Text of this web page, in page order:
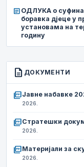
article ОДЛУКА о
боравка дјеце у
установама на
годину
description ДОКУМЕНТИ
picture_as_pdfЈавне набавке
2026.
picture_as_pdfСтратешки
2026.
picture_as_pdfМатеријали за
2026.